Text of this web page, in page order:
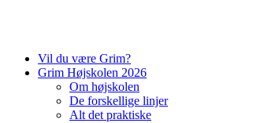
Vil du være Grim?
Grim Højskolen 2026
Om højskolen
De forskellige linjer
Alt det praktiske